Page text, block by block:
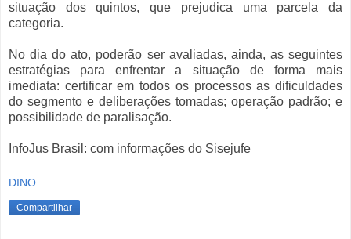
situação dos quintos, que prejudica uma parcela da
categoria.
No dia do ato, poderão ser avaliadas, ainda, as seguintes
estratégias para enfrentar a situação de forma mais
imediata: certificar em todos os processos as dificuldades
do segmento e deliberações tomadas; operação padrão; e
possibilidade de paralisação.
InfoJus Brasil: com informações do Sisejufe
DINO
Compartilhar